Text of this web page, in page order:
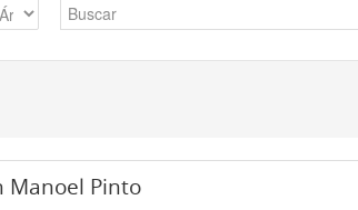
Manoel Pinto